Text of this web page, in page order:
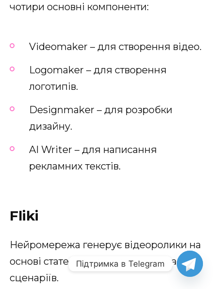
чотири основні компоненти:
Videomaker – для створення відео.
Logomaker – для створення
логотипів.
Designmaker – для розробки
дизайну.
AI Writer – для написання
рекламних текстів.
Fliki
Нейромережа генерує відеоролики на
основі статей, постів у блогах і власних
сценаріїв.
Підтримка в Telegram